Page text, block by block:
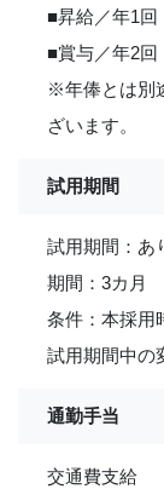
■昇給／年1回
■賞与／年2回
※年俸とは別
ざいます。
試用期間
試用期間：あ
期間：3カ月
条件：本採用
試用期間中の
通勤手当
交通費支給